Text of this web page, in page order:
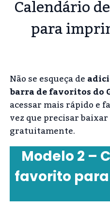
Calendário
para
Não se esqueça de
barra de favoritos do
acessar mais rápido e
vez que precisar
gratuitamente.
Modelo 2 –
favorito para